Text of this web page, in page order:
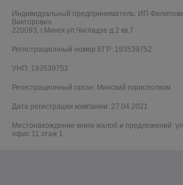
Индивидуальный предприниматель: ИП
Викторович
220093, г.Минск ул.Чигладзе д.2 кв.7
Регистрационный номер ЕГР: 193539752
УНП: 193539752
Регистрационный орган: Минский горисполком
Дата регистрации компании: 27.04.2021
Местонахождение книги жалоб и предложений:
офис 11 этаж 1